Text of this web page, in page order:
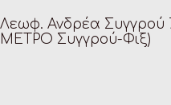
Λεωφ. Ανδρέα Συγγρού
ΜΕΤΡΟ Συγγρού-Φιξ)